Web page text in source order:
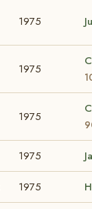
1975
1975
1975
1975
1975